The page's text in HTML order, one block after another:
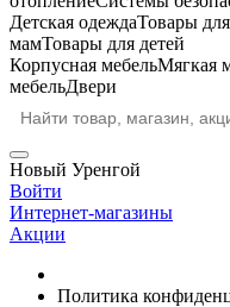
Детская одеждаТовары
мамТовары для детей
Корпусная мебельМягкая
мебельДвери
Новый Уренгой
Войти
Интернет-магазины
Акции
Политика